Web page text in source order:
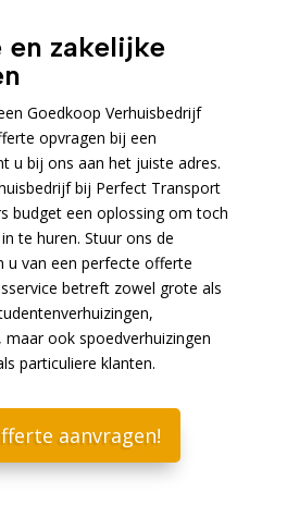
zakelijke
Goedkoop Verhuisbedrijf
opvragen bij een
u bij ons aan het juiste adres.
bij Perfect Transport
budget een oplossing om toch
te huren. Stuur ons de
u van een perfecte offerte
betreft zowel grote als
maar ook spoedverhuizingen
particuliere klanten.
aanvragen!